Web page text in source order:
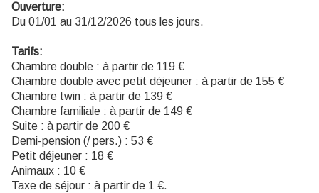
Ouverture:
Du 01/01 au 31/12/2026 tous les jours.
Tarifs:
Chambre double : à partir de 119 €
Chambre double avec petit déjeuner : à partir de 155 €
Chambre twin : à partir de 139 €
Chambre familiale : à partir de 149 €
Suite : à partir de 200 €
Demi-pension (/ pers.) : 53 €
Petit déjeuner : 18 €
Animaux : 10 €
Taxe de séjour : à partir de 1 €.